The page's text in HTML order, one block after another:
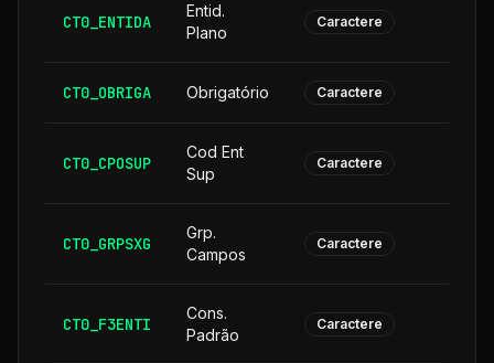
CT0_ENTIDA
Entid.
Plano
Caractere
CT0_OBRIGA Obrigatório Caractere
CT0_CPOSUP
Cod Ent
Sup
Caractere
CT0_GRPSXG
Grp.
Campos
Caractere
CT0_F3ENTI
Cons.
Padrão
Caractere